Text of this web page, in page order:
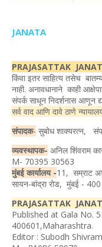
JANATA
PRAJASATTAK
किंवा इतर साहित्य तसेच
नाही. अनावधानाने काही
संपर्क साधून निदर्शनास आणून
सर्व वाद आणि दावे ठाणे
संपादक- सुबोध शाक्यरत्न,
व्यवस्थापक- अनिल शिंवराम
M- 70395 30563
मुंबई कार्यालय -11, सम्राट
सायन-बांद्रा रोड, मुंबई -
PRAJASATTAK
Published at Gala No.
Editor : Subodh